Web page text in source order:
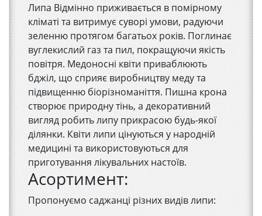
Липа Відмінно приживається в помірному
кліматі та витримує суворі умови, радуючи
зеленню протягом багатьох років. Поглинає
вуглекислий газ та пил, покращуючи якість
повітря. Медоносні квіти приваблюють
бджіл, що сприяє виробництву меду та
підвищенню біорізноманіття. Пишна крона
створює природну тінь, а декоративний
вигляд робить липу прикрасою будь-якої
ділянки. Квіти липи цінуються у народній
медицині та використовуються для
приготування лікувальних настоїв.
Асортимент:
Пропонуємо саджанці різних видів липи: